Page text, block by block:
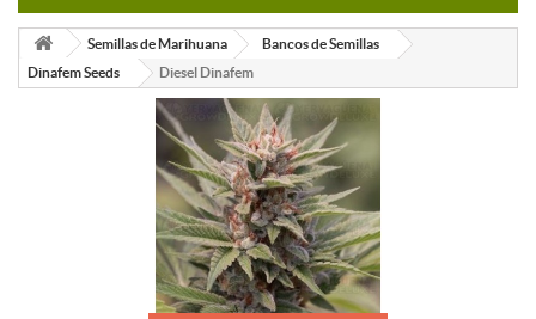
Semillas de Marihuana
Bancos de Semillas
Dinafem Seeds
Diesel Dinafem